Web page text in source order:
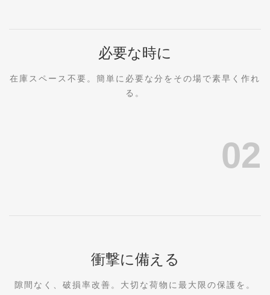
必要な時に
在庫スペース不要。簡単に必要な分をその場で素早く作れ
る。
02
衝撃に備える
隙間なく、破損率改善。大切な荷物に最大限の保護を。